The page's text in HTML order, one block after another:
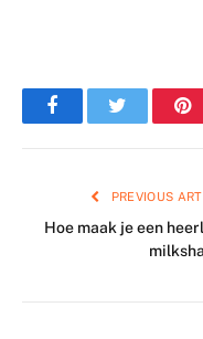
FacebookTwitter
PREVIOUS
Hoe maak je een